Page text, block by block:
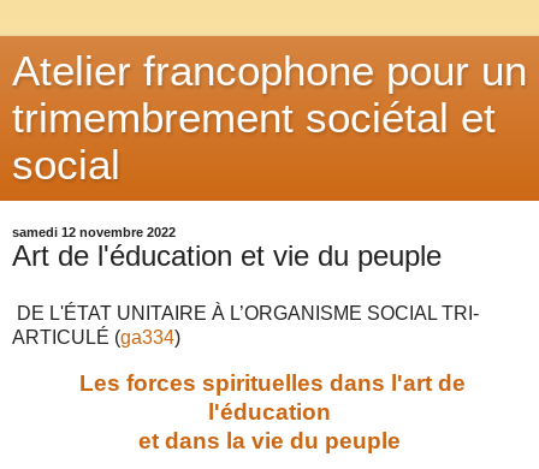
Atelier francophone pour un
trimembrement sociétal et
social
samedi 12 novembre 2022
Art de l'éducation et vie du peuple
DE L'ÉTAT UNITAIRE À L’ORGANISME SOCIAL TRI-
ARTICULÉ (ga334)
Les forces spirituelles dans l'art de
l'éducation
et dans la vie du peuple